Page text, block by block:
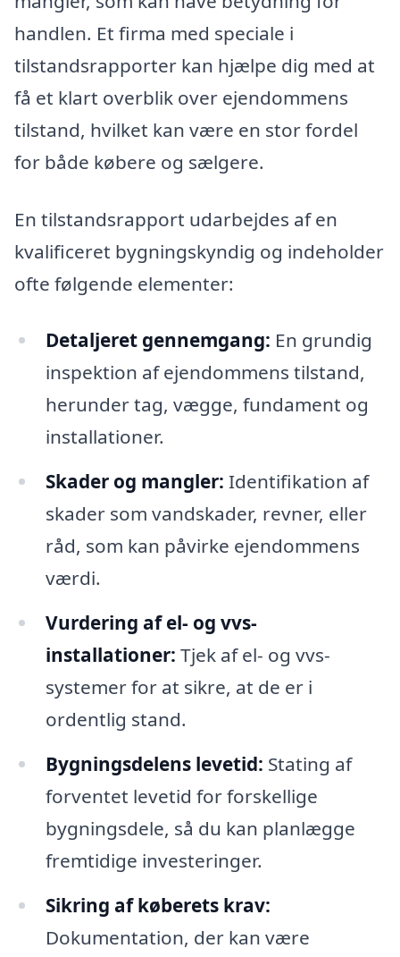
handlen. Et firma med speciale i
tilstandsrapporter kan hjælpe dig med at
få et klart overblik over ejendommens
tilstand, hvilket kan være en stor fordel
for både købere og sælgere.
En tilstandsrapport udarbejdes af en
kvalificeret bygningskyndig og indeholder
ofte følgende elementer:
Detaljeret gennemgang: En grundig
inspektion af ejendommens tilstand,
herunder tag, vægge, fundament og
installationer.
Skader og mangler: Identifikation af
skader som vandskader, revner, eller
råd, som kan påvirke ejendommens
værdi.
Vurdering af el- og vvs-
installationer: Tjek af el- og vvs-
systemer for at sikre, at de er i
ordentlig stand.
Bygningsdelens levetid: Stating af
forventet levetid for forskellige
bygningsdele, så du kan planlægge
fremtidige investeringer.
Sikring af køberets krav:
Dokumentation, der kan være